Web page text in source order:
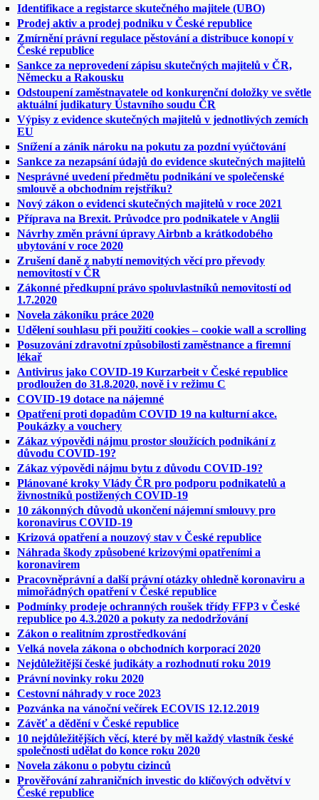
Identifikace a registarce skutečného majitele (UBO)
Prodej aktiv a prodej podniku v České republice
Zmírnění právní regulace pěstování a distribuce konopí v
České republice
Sankce za neprovedení zápisu skutečných majitelů v ČR,
Německu a Rakousku
Odstoupení zaměstnavatele od konkurenční doložky ve světle
aktuální judikatury Ústavního soudu ČR
Výpisy z evidence skutečných majitelů v jednotlivých zemích
EU
Snížení a zánik nároku na pokutu za pozdní vyúčtování
Sankce za nezapsání údajů do evidence skutečných majitelů
Nesprávné uvedení předmětu podnikání ve společenské
smlouvě a obchodním rejstříku?
Nový zákon o evidenci skutečných majitelů v roce 2021
Příprava na Brexit. Průvodce pro podnikatele v Anglii
Návrhy změn právní úpravy Airbnb a krátkodobého
ubytování v roce 2020
Zrušení daně z nabytí nemovitých věcí pro převody
nemovitostí v ČR
Zákonné předkupní právo spoluvlastníků nemovitostí od
1.7.2020
Novela zákoníku práce 2020
Udělení souhlasu při použití cookies – cookie wall a scrolling
Posuzování zdravotní způsobilosti zaměstnance a firemní
lékař
Antivirus jako COVID-19 Kurzarbeit v České republice
prodloužen do 31.8.2020, nově i v režimu C
COVID-19 dotace na nájemné
Opatření proti dopadům COVID 19 na kulturní akce.
Poukázky a vouchery
Zákaz výpovědi nájmu prostor sloužících podnikání z
důvodu COVID-19?
Zákaz výpovědi nájmu bytu z důvodu COVID-19?
Plánované kroky Vlády ČR pro podporu podnikatelů a
živnostníků postižených COVID-19
10 zákonných důvodů ukončení nájemní smlouvy pro
koronavirus COVID-19
Krizová opatření a nouzový stav v České republice
Náhrada škody způsobené krizovými opatřeními a
koronavirem
Pracovněprávní a další právní otázky ohledně koronaviru a
mimořádných opatření v České republice
Podmínky prodeje ochranných roušek třídy FFP3 v České
republice po 4.3.2020 a pokuty za nedodržování
Zákon o realitním zprostředkování
Velká novela zákona o obchodních korporací 2020
Nejdůležitější české judikáty a rozhodnutí roku 2019
Právní novinky roku 2020
Cestovní náhrady v roce 2023
Pozvánka na vánoční večírek ECOVIS 12.12.2019
Závěť a dědění v České republice
10 nejdůležitějších věcí, které by měl každý vlastník české
společnosti udělat do konce roku 2020
Novela zákonu o pobytu cizinců
Prověřování zahraničních investic do klíčových odvětví v
České republice